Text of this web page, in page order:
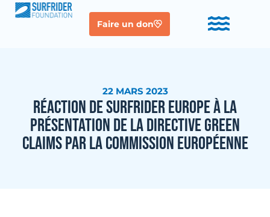
Faire un don
22 MARS 2023
RÉACTION DE SURFRIDER EUROPE À LA
PRÉSENTATION DE LA DIRECTIVE GREEN
CLAIMS PAR LA COMMISSION EUROPÉENNE